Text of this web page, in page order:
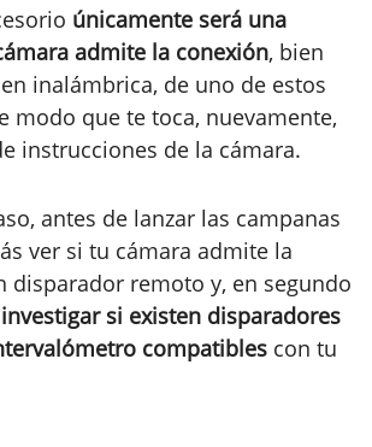
únicamente será una
admite la conexión, bien
inalámbrica, de uno de estos
modo que te toca, nuevamente,
instrucciones de la cámara.
antes de lanzar las campanas
ver si tu cámara admite la
disparador remoto y, en segundo
si existen disparadores
compatibles con tu